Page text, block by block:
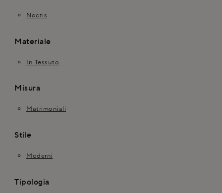
Noctis
Materiale
In Tessuto
Misura
Matrimoniali
Stile
Moderni
Tipologia